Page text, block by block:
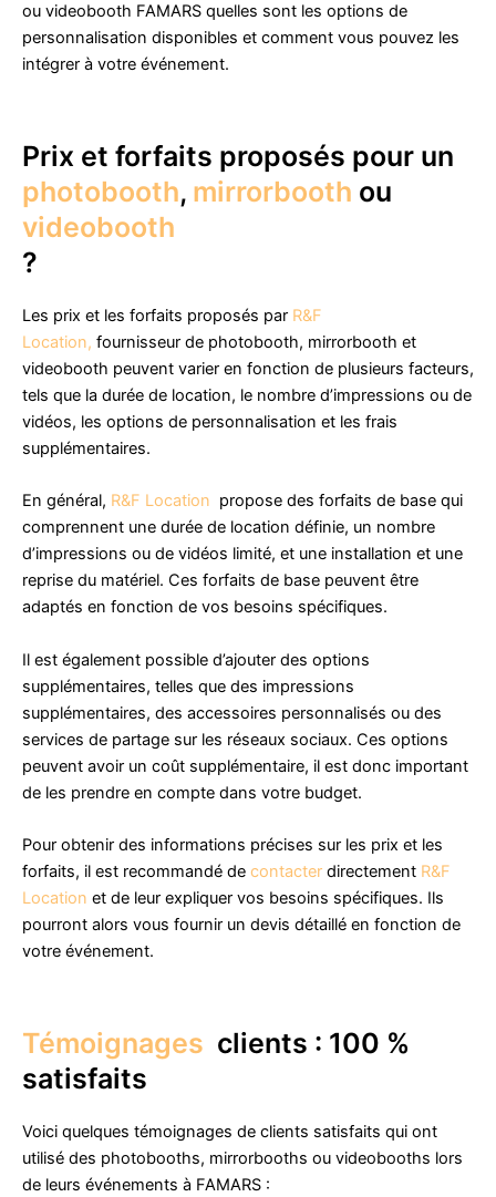
ou videobooth FAMARS quelles sont les options de
personnalisation disponibles et comment vous pouvez les
intégrer à votre événement.
Prix et forfaits proposés pour un
photobooth, mirrorbooth ou
videobooth
?
Les prix et les forfaits proposés par R&F
Location, fournisseur de photobooth, mirrorbooth et
videobooth peuvent varier en fonction de plusieurs facteurs,
tels que la durée de location, le nombre d’impressions ou de
vidéos, les options de personnalisation et les frais
supplémentaires.
En général, R&F Location propose des forfaits de base qui
comprennent une durée de location définie, un nombre
d’impressions ou de vidéos limité, et une installation et une
reprise du matériel. Ces forfaits de base peuvent être
adaptés en fonction de vos besoins spécifiques.
Il est également possible d’ajouter des options
supplémentaires, telles que des impressions
supplémentaires, des accessoires personnalisés ou des
services de partage sur les réseaux sociaux. Ces options
peuvent avoir un coût supplémentaire, il est donc important
de les prendre en compte dans votre budget.
Pour obtenir des informations précises sur les prix et les
forfaits, il est recommandé de contacter directement R&F
Location et de leur expliquer vos besoins spécifiques. Ils
pourront alors vous fournir un devis détaillé en fonction de
votre événement.
Témoignages clients : 100 %
satisfaits
Voici quelques témoignages de clients satisfaits qui ont
utilisé des photobooths, mirrorbooths ou videobooths lors
de leurs événements à FAMARS :